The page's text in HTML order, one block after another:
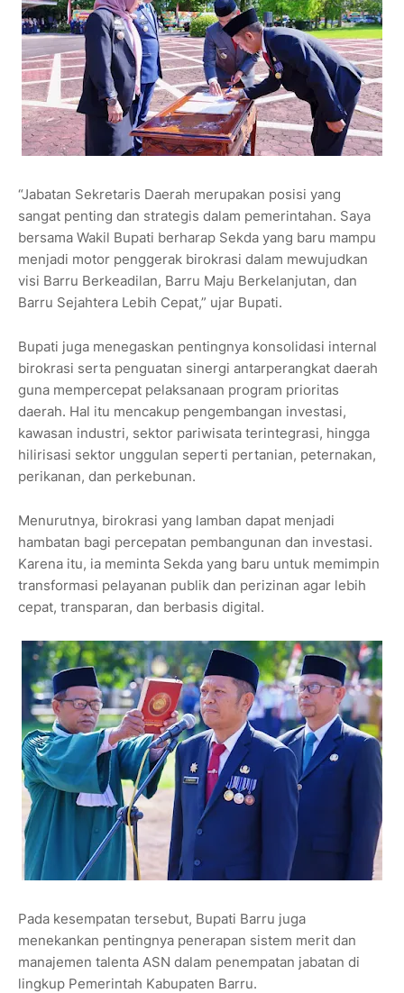
“Jabatan Sekretaris Daerah merupakan posisi yang
sangat penting dan strategis dalam pemerintahan. Saya
bersama Wakil Bupati berharap Sekda yang baru mampu
menjadi motor penggerak birokrasi dalam mewujudkan
visi Barru Berkeadilan, Barru Maju Berkelanjutan, dan
Barru Sejahtera Lebih Cepat,” ujar Bupati.
Bupati juga menegaskan pentingnya konsolidasi internal
birokrasi serta penguatan sinergi antarperangkat daerah
guna mempercepat pelaksanaan program prioritas
daerah. Hal itu mencakup pengembangan investasi,
kawasan industri, sektor pariwisata terintegrasi, hingga
hilirisasi sektor unggulan seperti pertanian, peternakan,
perikanan, dan perkebunan.
Menurutnya, birokrasi yang lamban dapat menjadi
hambatan bagi percepatan pembangunan dan investasi.
Karena itu, ia meminta Sekda yang baru untuk memimpin
transformasi pelayanan publik dan perizinan agar lebih
cepat, transparan, dan berbasis digital.
Pada kesempatan tersebut, Bupati Barru juga
menekankan pentingnya penerapan sistem merit dan
manajemen talenta ASN dalam penempatan jabatan di
lingkup Pemerintah Kabupaten Barru.